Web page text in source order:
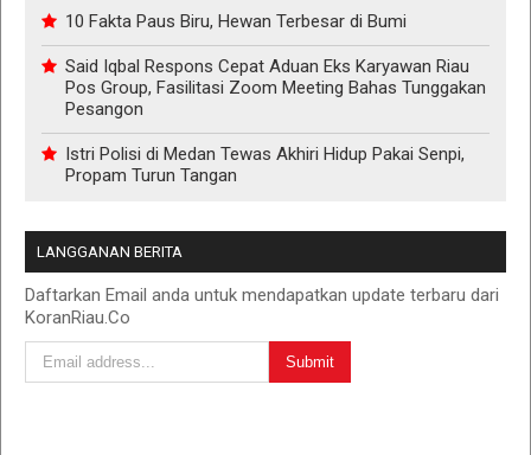
10 Fakta Paus Biru, Hewan Terbesar di Bumi
Said Iqbal Respons Cepat Aduan Eks Karyawan Riau
Pos Group, Fasilitasi Zoom Meeting Bahas Tunggakan
Pesangon
Istri Polisi di Medan Tewas Akhiri Hidup Pakai Senpi,
Propam Turun Tangan
LANGGANAN BERITA
Daftarkan Email anda untuk mendapatkan update terbaru dari
KoranRiau.Co